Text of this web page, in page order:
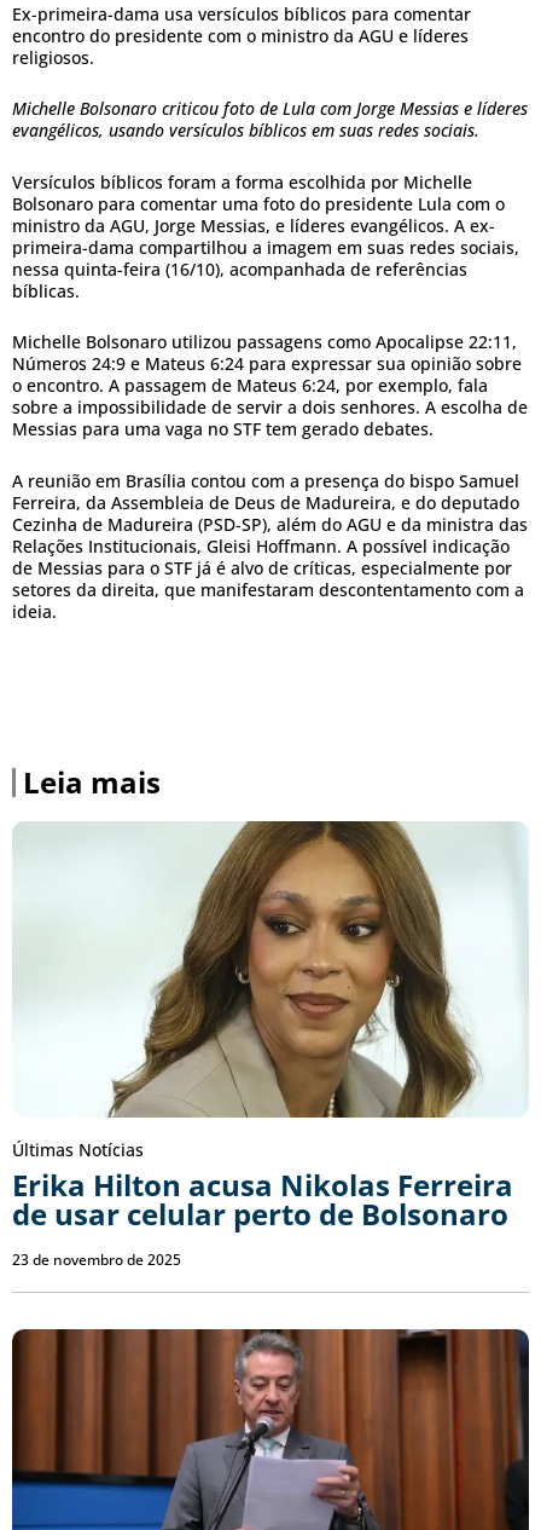
Ex-primeira-dama usa versículos bíblicos para comentar
encontro do presidente com o ministro da AGU e líderes
religiosos.
Michelle Bolsonaro criticou foto de Lula com Jorge Messias e líderes
evangélicos, usando versículos bíblicos em suas redes sociais.
Versículos bíblicos foram a forma escolhida por Michelle
Bolsonaro para comentar uma foto do presidente Lula com o
ministro da AGU, Jorge Messias, e líderes evangélicos. A ex-
primeira-dama compartilhou a imagem em suas redes sociais,
nessa quinta-feira (16/10), acompanhada de referências
bíblicas.
Michelle Bolsonaro utilizou passagens como Apocalipse 22:11,
Números 24:9 e Mateus 6:24 para expressar sua opinião sobre
o encontro. A passagem de Mateus 6:24, por exemplo, fala
sobre a impossibilidade de servir a dois senhores. A escolha de
Messias para uma vaga no STF tem gerado debates.
A reunião em Brasília contou com a presença do bispo Samuel
Ferreira, da Assembleia de Deus de Madureira, e do deputado
Cezinha de Madureira (PSD-SP), além do AGU e da ministra das
Relações Institucionais, Gleisi Hoffmann. A possível indicação
de Messias para o STF já é alvo de críticas, especialmente por
setores da direita, que manifestaram descontentamento com a
ideia.
Leia mais
Últimas Notícias
Erika Hilton acusa Nikolas Ferreira
de usar celular perto de Bolsonaro
23 de novembro de 2025